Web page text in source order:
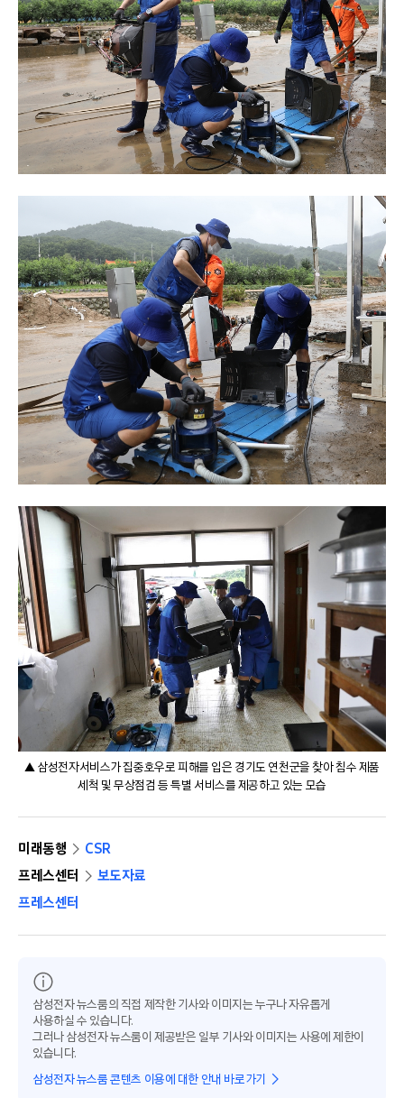
▲ 삼성전자서비스가 집중호우로 피해를 입은 경기도 연천군을 찾아 침수 제품
세척 및 무상점검 등 특별 서비스를 제공하고 있는 모습
미래동행
CSR
프레스센터
보도자료
프레스센터
삼성전자 뉴스룸의 직접 제작한 기사와 이미지는 누구나 자유롭게
사용하실 수 있습니다.
그러나 삼성전자 뉴스룸이 제공받은 일부 기사와 이미지는 사용에 제한이
있습니다.
삼성전자 뉴스룸 콘텐츠 이용에 대한 안내 바로가기